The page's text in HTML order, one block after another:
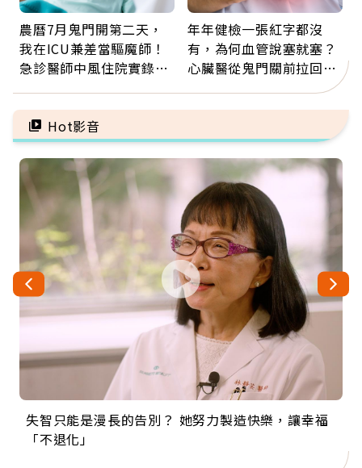
農曆7月鬼門開第二天，
我在ICU兼差當驅魔師！
急診醫師中風住院實錄：
年年健檢一張紅字都沒
有，為何血管說塞就塞？
心臟醫從鬼門關前拉回病
人：會不會心梗要看對數
字
Hot影音
失智只能是漫長的告別？ 她努力製造快樂，讓幸福
「不退化」
來自剛果的巧克力神父 為台灣奉獻36年 「台灣是我
的家，我連作夢都講台語！」
63歲卸矽谷副總、搬回台灣找快樂！「蛋黃哥小
丑」走進安養院，逗樂上萬爺奶：退休後才開始真
104歲打破金氏世界紀錄 成為全球最年長羽球選
手，分享長壽的秘密原來是「這個」
事業巔峰他選擇追夢…黑手阿伯拉小提琴還登上小
巨蛋！連CNN都大讚！